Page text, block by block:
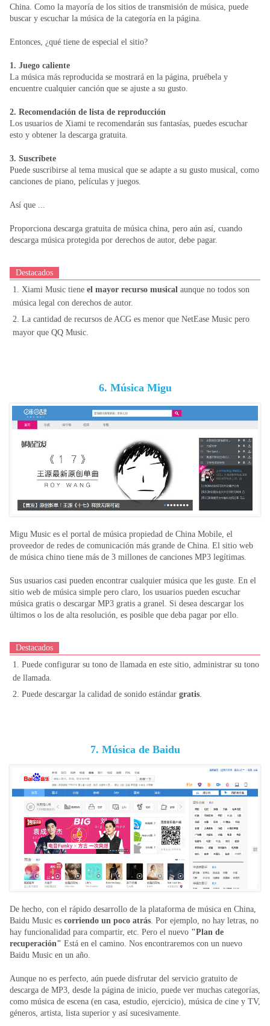
China. Como la mayoría de los sitios de transmisión de música, puede
buscar y escuchar la música de la categoría en la página.
Entonces, ¿qué tiene de especial el sitio?
1. Juego caliente
La música más reproducida se mostrará en la página, pruébela y
encuentre cualquier canción que se ajuste a su gusto.
2. Recomendación de lista de reproducción
Los usuarios de Xiami te recomendarán sus fantasías, puedes escuchar
esto y obtener la descarga gratuita.
3. Suscríbete
Puede suscribirse al tema musical que se adapte a su gusto musical, como
canciones de piano, películas y juegos.
Así que ...
Proporciona descarga gratuita de música china, pero aún así, cuando
descarga música protegida por derechos de autor, debe pagar.
Destacados
1. Xiami Music tiene el mayor recurso musical aunque no todos son
música legal con derechos de autor.
2. La cantidad de recursos de ACG es menor que NetEase Music pero
mayor que QQ Music.
6. Música Migu
Migu Music es el portal de música propiedad de China Mobile, el
proveedor de redes de comunicación más grande de China. El sitio web
de música chino tiene más de 3 millones de canciones MP3 legítimas.
Sus usuarios casi pueden encontrar cualquier música que les guste. En el
sitio web de música simple pero claro, los usuarios pueden escuchar
música gratis o descargar MP3 gratis a granel. Si desea descargar los
últimos o los de alta resolución, es posible que deba pagar por ello.
Destacados
1. Puede configurar su tono de llamada en este sitio, administrar su tono
de llamada.
2. Puede descargar la calidad de sonido estándar gratis.
7. Música de Baidu
De hecho, con el rápido desarrollo de la plataforma de música en China,
Baidu Music es corriendo un poco atrás. Por ejemplo, no hay letras, no
hay funcionalidad para compartir, etc. Pero el nuevo "Plan de
recuperación" Está en el camino. Nos encontraremos con un nuevo
Baidu Music en un año.
Aunque no es perfecto, aún puede disfrutar del servicio gratuito de
descarga de MP3, desde la página de inicio, puede ver muchas categorías,
como música de escena (en casa, estudio, ejercicio), música de cine y TV,
géneros, artista, lista superior y así sucesivamente.